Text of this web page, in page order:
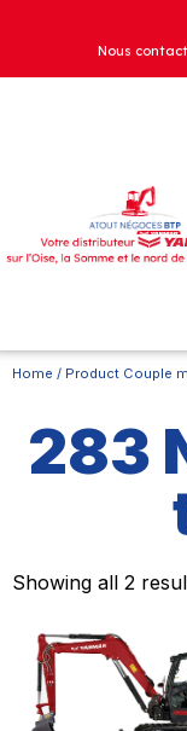
Nous
Home / Product Couple
283
Showing all 2